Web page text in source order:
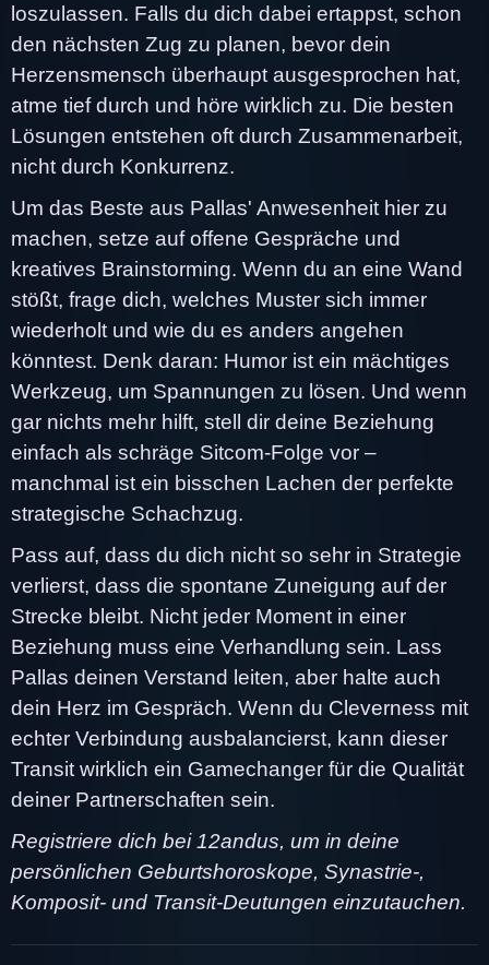
loszulassen. Falls du dich dabei ertappst, schon
den nächsten Zug zu planen, bevor dein
Herzensmensch überhaupt ausgesprochen hat,
atme tief durch und höre wirklich zu. Die besten
Lösungen entstehen oft durch Zusammenarbeit,
nicht durch Konkurrenz.
Um das Beste aus Pallas' Anwesenheit hier zu
machen, setze auf offene Gespräche und
kreatives Brainstorming. Wenn du an eine Wand
stößt, frage dich, welches Muster sich immer
wiederholt und wie du es anders angehen
könntest. Denk daran: Humor ist ein mächtiges
Werkzeug, um Spannungen zu lösen. Und wenn
gar nichts mehr hilft, stell dir deine Beziehung
einfach als schräge Sitcom-Folge vor –
manchmal ist ein bisschen Lachen der perfekte
strategische Schachzug.
Pass auf, dass du dich nicht so sehr in Strategie
verlierst, dass die spontane Zuneigung auf der
Strecke bleibt. Nicht jeder Moment in einer
Beziehung muss eine Verhandlung sein. Lass
Pallas deinen Verstand leiten, aber halte auch
dein Herz im Gespräch. Wenn du Cleverness mit
echter Verbindung ausbalancierst, kann dieser
Transit wirklich ein Gamechanger für die Qualität
deiner Partnerschaften sein.
Registriere dich bei 12andus, um in deine
persönlichen Geburtshoroskope, Synastrie-,
Komposit- und Transit-Deutungen einzutauchen.